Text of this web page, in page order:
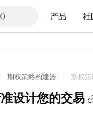
产品 社
期权策略构建器 期权
设计您的交易